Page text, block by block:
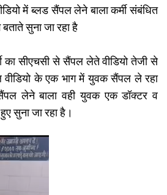
में ब्लड सैंपल लेने बाला कर्मी संबंधित
सुना जा रहा है
का सीएचसी से सैंपल लेते वीडियो तेजी से
वीडियो के एक भाग में युवक सैंपल ले रहा
लेने बाला वही युवक एक डॉक्टर व
सुना जा रहा है।